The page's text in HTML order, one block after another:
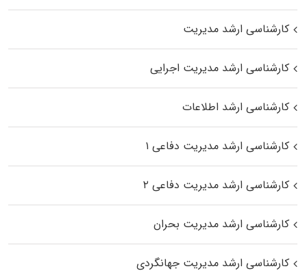
کارشناسی ارشد مدیریت
کارشناسی ارشد مدیریت اجرایی
کارشناسی ارشد اطلاعات
کارشناسی ارشد مدیریت دفاعی ۱
کارشناسی ارشد مدیریت دفاعی ۲
کارشناسی ارشد مدیریت بحران
کارشناسی ارشد مدیریت جهانگردی